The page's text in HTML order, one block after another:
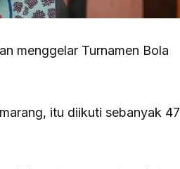
menggelar Turnamen Bola
itu diikuti sebanyak 47